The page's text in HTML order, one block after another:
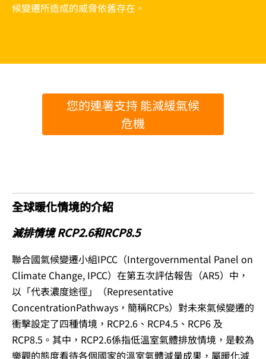
候變遷所造成的威脅依舊存在。
您的連署支持 能減緩氣候
危機
全球暖化情境的介紹
減排情境 RCP2.6和RCP8.5
聯合國氣候變遷小組IPCC（Intergovernmental Panel on
Climate Change, IPCC）在第五次評估報告（AR5）中，
以「代表濃度途徑」（Representative
ConcentrationPathways，簡稱RCPs）對未來氣候變遷的
衝擊設定了四種情境，RCP2.6、RCP4.5、RCP6 及
RCP8.5。其中，RCP2.6係指低溫室氣體排放情境，是較為
樂觀的態度看待各個國家的溫室氣體減量成果，屬暖化減